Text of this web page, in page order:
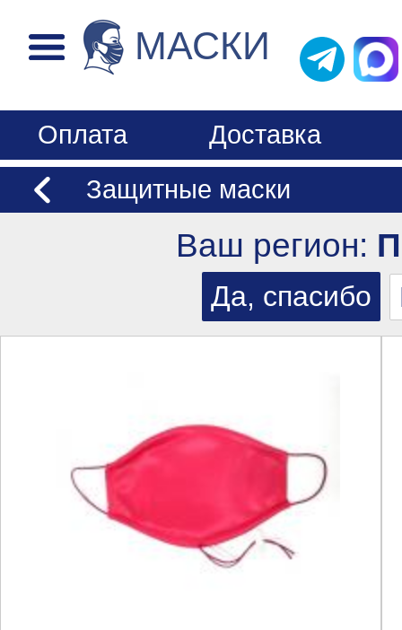
МАСКИ
Оплата
Доставка
Защитные маски
Ваш регион: